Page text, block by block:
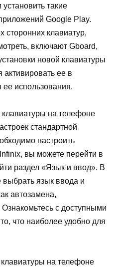
такие
Google Play.
сторонних клавиатур,
включают Gboard,
новой клавиатуры
активировать ее в
ее использования.
клавиатуры на телефоне
стандартной
настроить
вы можете перейти в
раздел «Язык и ввод». В
язык ввода и
автозамена,
с доступными
что наиболее удобно для
на телефоне